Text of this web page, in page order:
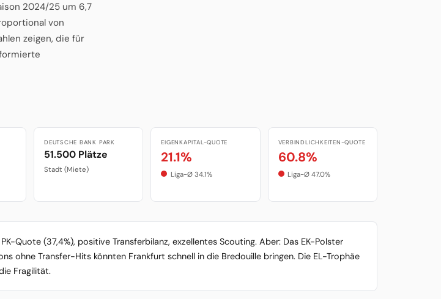
2024/25 um 6,7
von
zeigen, die für
DEUTSCHE BANK PARK
51.500 Plätze
Stadt (Miete)
EIGENKAPITAL-QUOTE
21.1%
Liga-Ø 34.1%
VERBINDLICHKEITEN-QUOTE
60.8%
Liga-Ø 47.0%
Quote (37,4%), positive Transferbilanz, exzellentes Scouting. Aber: Das EK-Polster
ohne Transfer-Hits könnten Frankfurt schnell in die Bredouille bringen. Die EL-Trophäe
Fragilität.